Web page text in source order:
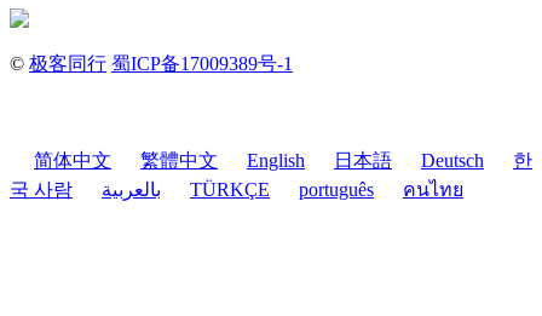
© 极客同行 蜀ICP备17009389号-1
简体中文 繁體中文 English 日本語 Deutsch
한
국 사람
بالعربية TÜRKÇE português คนไทย